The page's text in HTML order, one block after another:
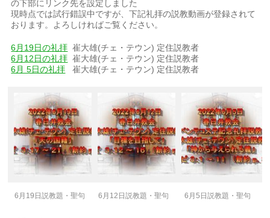
の下部にリンク先を設定しました
現時点では試行錯誤中ですが、下記礼拝の説教動画が登録されて
おります。よろしければご覧ください。
6月19日の礼拝 崔大雄(チェ・テウン) 定住説教者
6月12日の礼拝 崔大雄(チェ・テウン) 定住説教者
6月 5日の礼拝 崔大雄(チェ・テウン) 定住説教者
6月19日説教題・聖句 6月12日説教題・聖句 6月5日説教題・聖句